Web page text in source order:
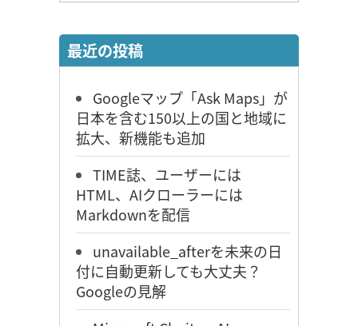
最近の投稿
Googleマップ「Ask Maps」が
日本を含む150以上の国と地域に
拡大、新機能も追加
TIME誌、ユーザーには
HTML、AIクローラーには
Markdownを配信
unavailable_afterを未来の日
付に自動更新しても大丈夫？
Googleの見解